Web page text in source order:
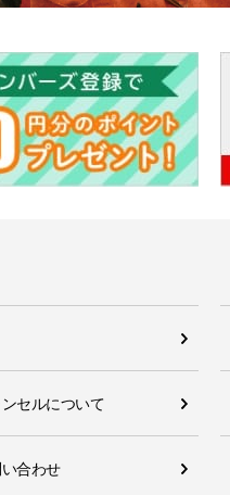
セルについて
合わせ